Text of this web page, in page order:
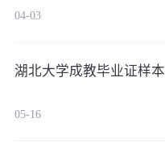
04-03
湖北大学成教毕业证样本
05-16